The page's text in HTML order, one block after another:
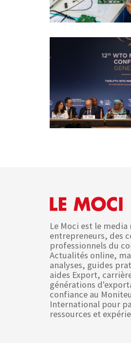
Le Moci est le media
entrepreneurs, des
professionnels du
Actualités online,
analyses, guides
aides Export,
générations
confiance au
International pour
ressources et